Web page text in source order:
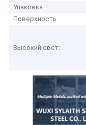
Упаковка
Поверхность
Высокий свет: